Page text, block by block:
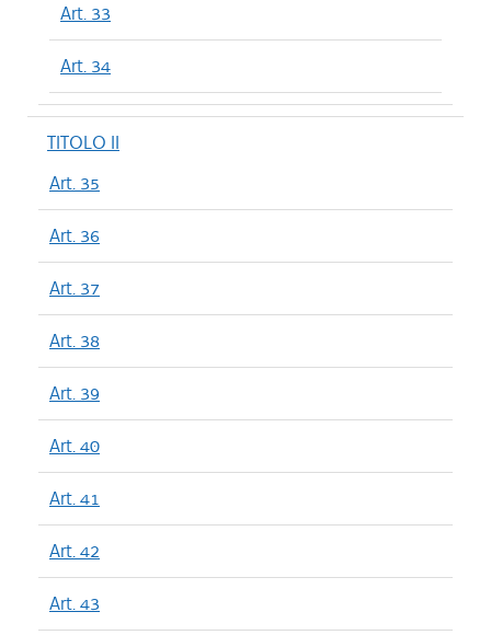
Art. 33
Art. 34
TITOLO II
Art. 35
Art. 36
Art. 37
Art. 38
Art. 39
Art. 40
Art. 41
Art. 42
Art. 43